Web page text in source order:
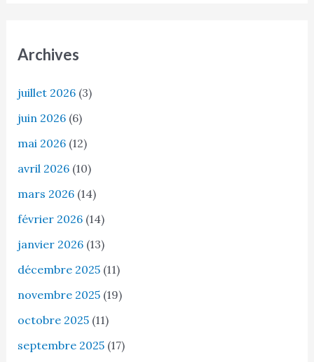
Archives
juillet 2026(3)
juin 2026(6)
mai 2026(12)
avril 2026(10)
mars 2026(14)
février 2026(14)
janvier 2026(13)
décembre 2025(11)
novembre 2025(19)
octobre 2025(11)
septembre 2025(17)